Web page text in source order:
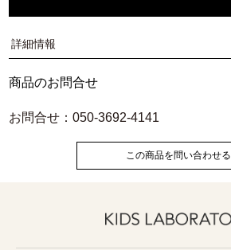
詳細情報
商品のお問合せ
お問合せ：050-3692-4141
この商品を問い合わせる